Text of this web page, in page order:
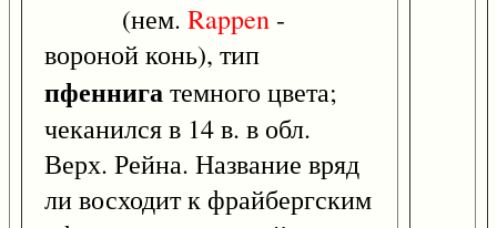
(нем. Rappen -
вороной конь), тип
пфеннигатемного цвета;
чеканился в 14 в. в обл.
Верх. Рейна. Название вряд
ли восходит к фрайбергским